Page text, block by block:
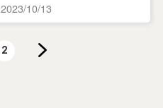
2023/10/13
2